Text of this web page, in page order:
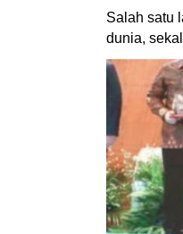
Salah satu
dunia,